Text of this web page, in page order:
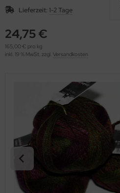
Lieferzeit: 1-2 Tage
24,75 €
165,00 € pro kg
inkl. 19 % MwSt. zzgl. Versandkosten
(276)